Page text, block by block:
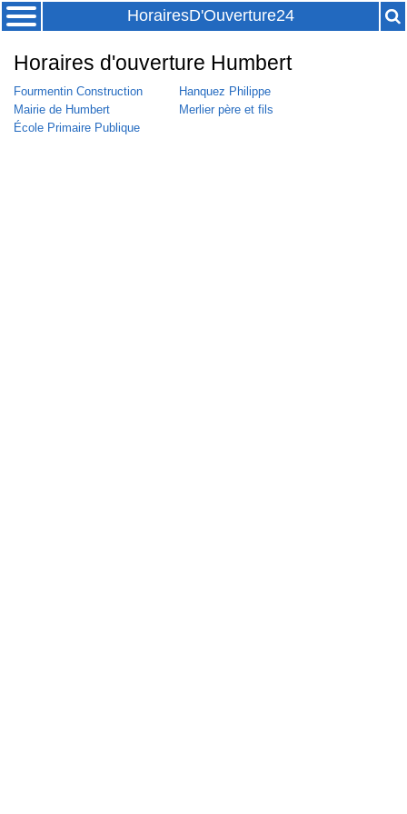
HorairesD'Ouverture24
Horaires d'ouverture Humbert
Fourmentin Construction
Hanquez Philippe
Mairie de Humbert
Merlier père et fils
École Primaire Publique